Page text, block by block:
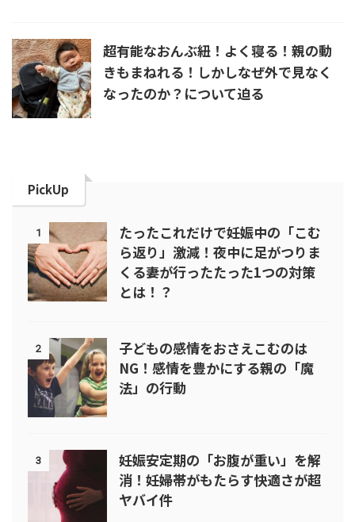
超有能なおんぶ紐！よく寝る！親の動
きもまねれる！しかしなぜ外で見なく
なったのか？について迫る
PickUp
1
たったこれだけで妊娠中の「こむ
ら返り」激減！夜中に足がつりま
くる妻が行ったたった1つの対策
とは！？
2
子どもの感情をおさえこむのは
NG！感情を豊かにする親の「魔
法」の行動
3
妊娠安定期の「お腹が重い」を解
消！妊婦帯がもたらす快適さが超
ヤバイ件